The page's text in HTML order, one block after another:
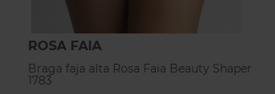
ROSA FAIA
Braga faja alta Rosa Faia Beauty Shaper
1783